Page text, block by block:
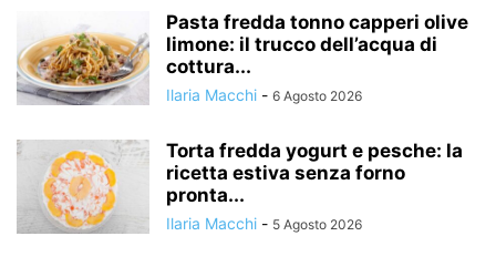
Pasta fredda tonno capperi olive
limone: il trucco dell’acqua di
cottura...
Ilaria Macchi - 6 Agosto 2026
Torta fredda yogurt e pesche: la
ricetta estiva senza forno
pronta...
Ilaria Macchi - 5 Agosto 2026